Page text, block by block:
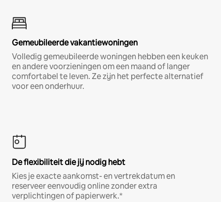
Gemeubileerde vakantiewoningen
Volledig gemeubileerde woningen hebben een keuken
en andere voorzieningen om een maand of langer
comfortabel te leven. Ze zijn het perfecte alternatief
voor een onderhuur.
De flexibiliteit die jij nodig hebt
Kies je exacte aankomst- en vertrekdatum en
reserveer eenvoudig online zonder extra
verplichtingen of papierwerk.*